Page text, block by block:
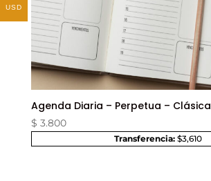
Agenda Diaria – Perpetua – Clásica
$ 3.800
Transferencia:$3,610
USD